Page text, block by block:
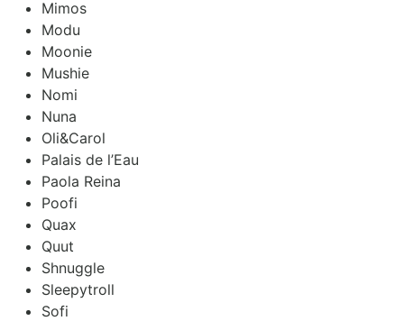
Mimos
Modu
Moonie
Mushie
Nomi
Nuna
Oli&Carol
Palais de l’Eau
Paola Reina
Poofi
Quax
Quut
Shnuggle
Sleepytroll
Sofi